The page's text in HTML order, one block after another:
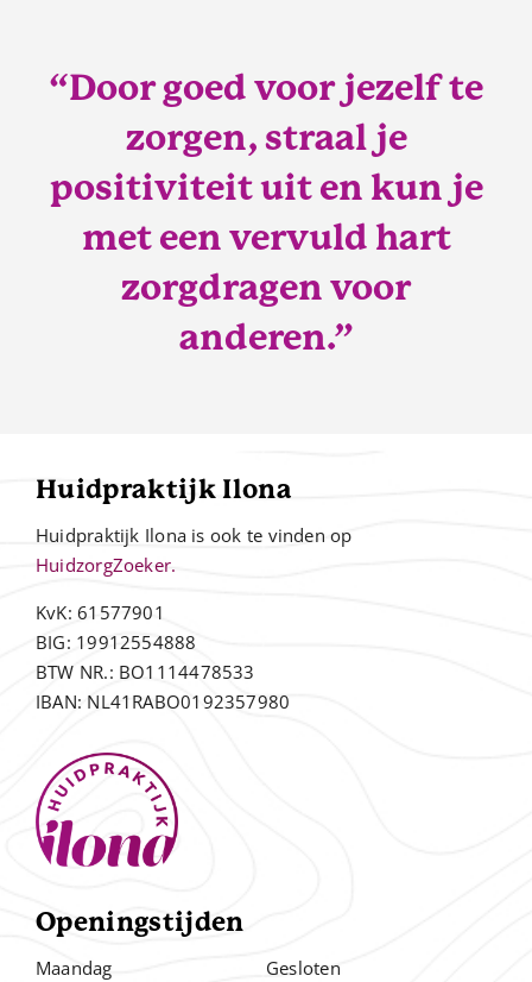
“Door goed voor jezelf te
zorgen, straal je
positiviteit uit en kun je
met een vervuld hart
zorgdragen voor
anderen.”
Huidpraktijk Ilona
Huidpraktijk Ilona is ook te vinden op
HuidzorgZoeker.
KvK: 61577901
BIG: 19912554888
BTW NR.: BO1114478533
IBAN: NL41RABO0192357980
Openingstijden
Maandag
Gesloten